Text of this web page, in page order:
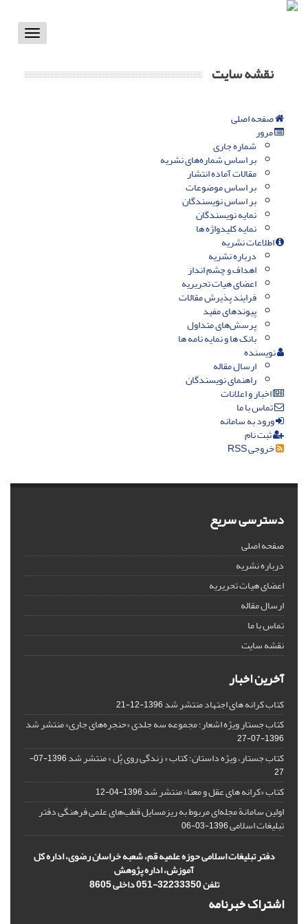
Toggle
نقشه سایت
صفحه اصلی
مرور
شماره جاری
بر اساس شماره‌های نشریه
مقالات آماده انتشار
بر اساس موضوعات
بر اساس نویسندگان
نمایه نویسندگان
نمایه کلیدواژه ها
اطلاعات نشریه
درباره نشریه
اهداف و چشم انداز
اعضای هیات تحریریه
فرایند پذیرش مقالات
پیوندهای مفید
پرسش‌های متداول
بانک ها و نمایه نامه ها
نویسنده
ارسال مقاله
راهنمای نویسندگان
اخبار و اعلانات
تماس با ما
ورود به سامانه
ثبت نام
خروجی RSS
دسترسی سریع
صفحه اصلی
درباره نشریه
اعضای هیات تحریریه
ارسال مقاله
تماس با ما
نقشه سایت
آخرین اخبار
کتاب کرانه های اجتهاد منتشر شد1396-12-21
کتاب جستار ویژه اشعار؛ مجموعه سه جلدی «حنجره‌های جاری» منتشر شد
1396-07-27
کتاب جستار، ویژه داستان؛ کتاب « زندگی روی پُل » منتشر شد
1396-07-
27
کتاب «کرانه های عقل و معنا» منتشر شد1396-04-12
اولین سامانة مجله‌ای مربوط به ریزمسایل‌ قطب‌های علمی فرهنگی دفتر
تبلیغات اسلامی1396-03-06
دفتر تبلیغات اسلامی حوزه علمیه قم، شعبه خراسان رضوی، اداره کل
آموزش، اداره پژوهش
تلفن 32233350-051 داخلی 8605
اشتراک خبرنامه